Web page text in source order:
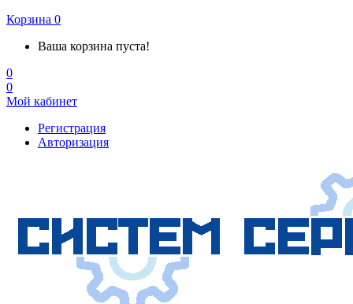
Корзина 0
Ваша корзина пуста!
0
0
Мой кабинет
Регистрация
Авторизация